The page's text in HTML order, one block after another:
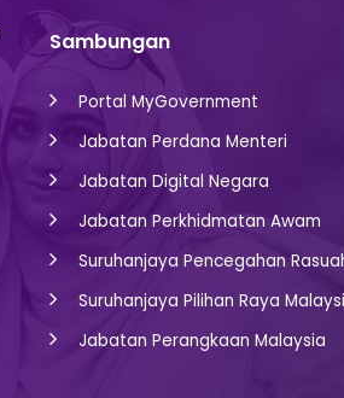
Sambungan
Portal MyGovernment
Jabatan Perdana Menteri
Jabatan Digital Negara
Jabatan Perkhidmatan Awam
Suruhanjaya Pencegahan
Suruhanjaya Pilihan Raya
Jabatan Perangkaan Malaysia